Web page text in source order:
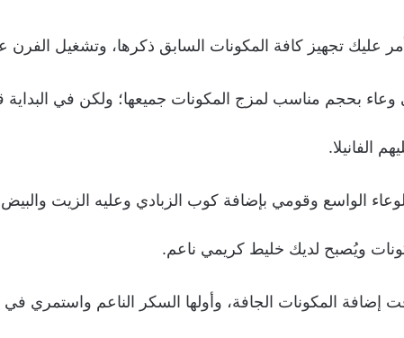
عليك تجهيز كافة المكونات السابق ذكرها، وتشغيل الفرن على
وعاء بحجم مناسب لمزج المكونات جميعها؛ ولكن في
الفانيلا.
الواسع وقومي بإضافة كوب الزبادي وعليه الزيت والبيض
ويُصبح لديك خليط كريمي ناعم.
إضافة المكونات الجافة، وأولها السكر الناعم واستمري